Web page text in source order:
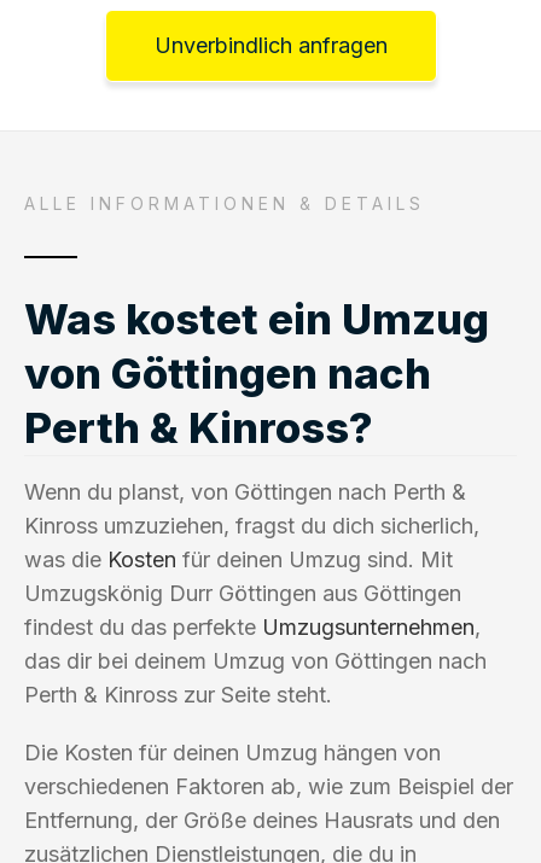
Unverbindlich anfragen
ALLE INFORMATIONEN & DETAILS
Was kostet ein Umzug
von Göttingen nach
Perth & Kinross?
Wenn du planst, von Göttingen nach Perth &
Kinross umzuziehen, fragst du dich sicherlich,
was die Kosten für deinen Umzug sind. Mit
Umzugskönig Durr Göttingen aus Göttingen
findest du das perfekte Umzugsunternehmen,
das dir bei deinem Umzug von Göttingen nach
Perth & Kinross zur Seite steht.
Die Kosten für deinen Umzug hängen von
verschiedenen Faktoren ab, wie zum Beispiel der
Entfernung, der Größe deines Hausrats und den
zusätzlichen Dienstleistungen, die du in